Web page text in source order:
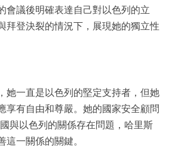
會議後明確表達自己對以色列的立
拜登決裂的情況下，展現她的獨立性
她一直是以色列的堅定支持者，但她
享有自由和尊嚴。她的國家安全顧問
與以色列的關係存在問題，哈里斯
這一關係的關鍵。